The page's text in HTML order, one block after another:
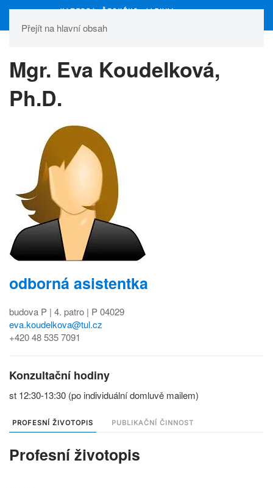
Přejít na hlavní obsah
Mgr. Eva Koudelková,
Ph.D.
odborná asistentka
budova P | 4. patro | P 04029
eva.koudelkova@tul.cz
+420 48 535 7091
Konzultační hodiny
st 12:30-13:30 (po individuální domluvě mailem)
PROFESNÍ ŽIVOTOPIS PUBLIKAČNÍ ČINNOST
Profesní životopis